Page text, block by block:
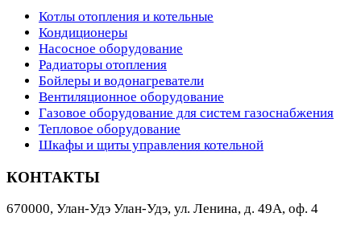
Котлы отопления и котельные
Кондиционеры
Насосное оборудование
Радиаторы отопления
Бойлеры и водонагреватели
Вентиляционное оборудование
Газовое оборудование для систем газоснабжения
Тепловое оборудование
Шкафы и щиты управления котельной
КОНТАКТЫ
670000, Улан-Удэ Улан-Удэ, ул. Ленина, д. 49А, оф. 4